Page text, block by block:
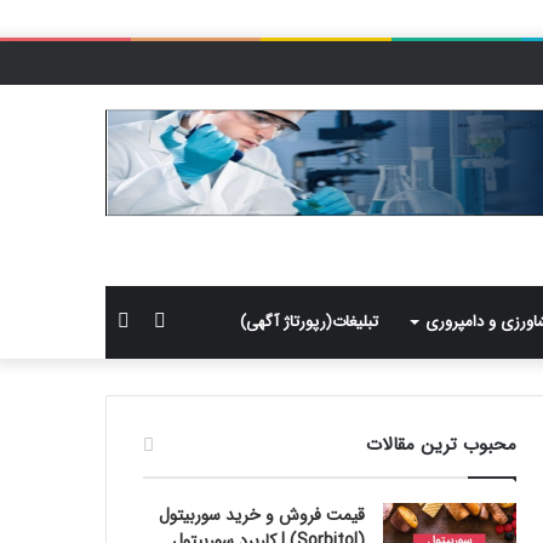
و دامپروری تبلیغات(رپورتاژ آگهی)
برای
سایدبار
محبوب ترین مقالات
قیمت فروش و خرید سوربیتول